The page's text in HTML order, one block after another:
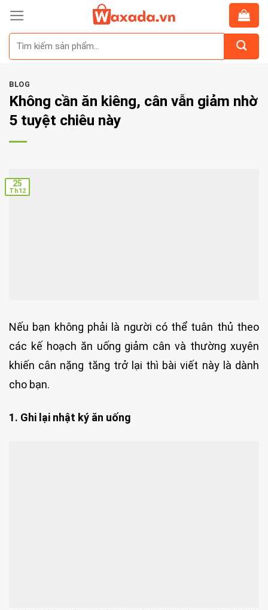
Skip
content
BLOG
Không cần ăn kiêng, cân vẫn giảm nhờ
5 tuyệt chiêu này
25
Th12
Nếu bạn không phải là người có thể tuân thủ theo
các kế hoạch ăn uống giảm cân và thường xuyên
khiến cân nặng tăng trở lại thì bài viết này là dành
cho bạn.
1. Ghi lại nhật ký ăn uống